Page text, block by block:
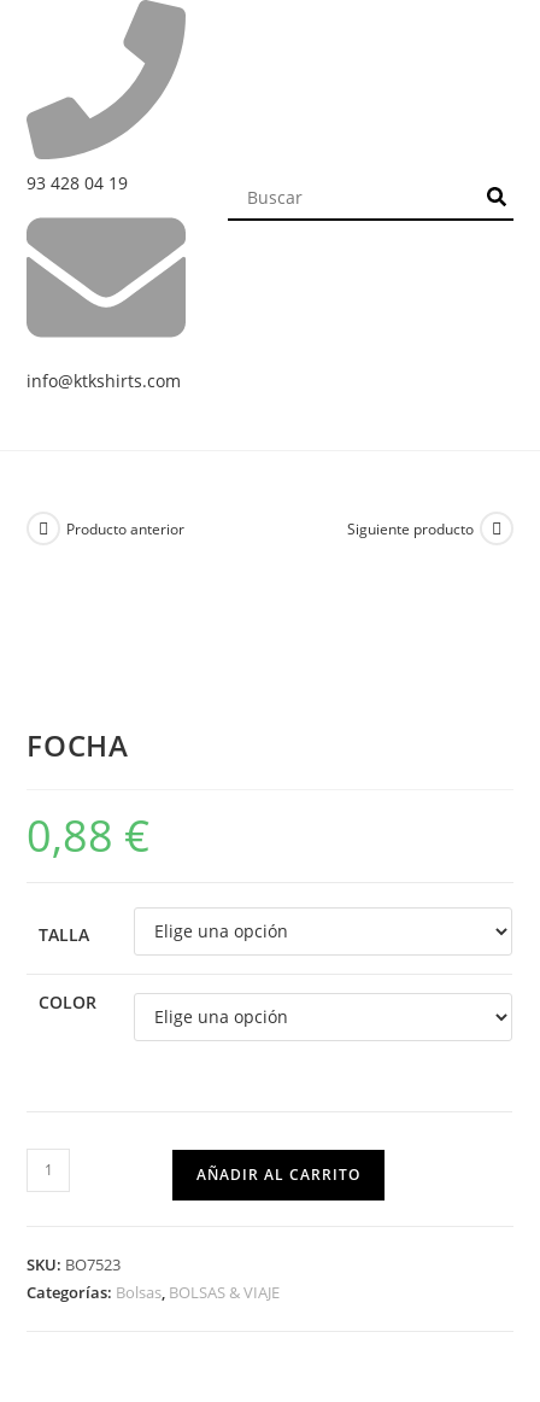
93 428 04 19
info@ktkshirts.com
Producto anterior Siguiente producto
FOCHA
0,88 €
TALLA
COLOR
AÑADIR AL CARRITO
SKU: BO7523
Categorías: Bolsas, BOLSAS & VIAJE